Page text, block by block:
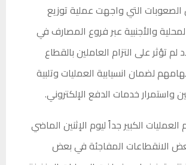
التي واجهت عملية توزيع
والأجنبية عبر فروع المصارف في
لم تؤثر على التزام العاملين بالقطاع
لضمان انسيابية العمليات وتلبية
واستمرار خدمات الدفع الإلكتروني.
الكبير جداً ليوم الإثنين الماضي
الانقطاعات المفاجئة في بعض